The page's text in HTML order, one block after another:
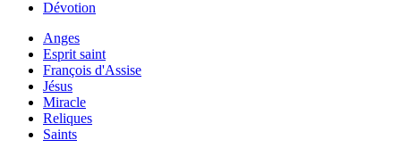
Dévotion
Anges
Esprit saint
François d'Assise
Jésus
Miracle
Reliques
Saints